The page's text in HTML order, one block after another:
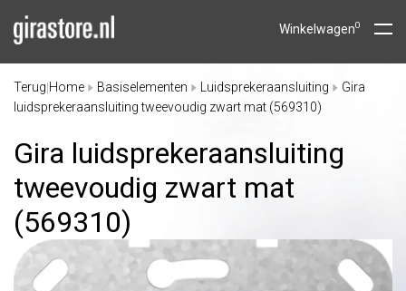
Winkelwagen0
Terug Home Basiselementen Luidsprekeraansluiting
Gira
luidsprekeraansluiting tweevoudig zwart mat (569310)
Gira luidsprekeraansluiting
tweevoudig zwart mat
(569310)